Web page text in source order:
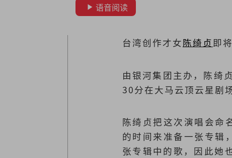
语音阅读
台湾创作才女陈绮贞即
由银河集团主办，陈绮
30分在大马云顶云星剧
陈绮贞把这次演唱会命
的时间来准备一张专辑
张专辑中的歌，因此她